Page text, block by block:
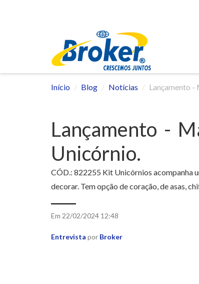
Início Blog Notícias Lançamento -
Lançamento -
Unicórnio.
CÓD.: 822255 Kit Unicórnios acompanha
decorar. Tem opção de coração, de asas,
Em 22/02/2024 12:48
Entrevista por Broker